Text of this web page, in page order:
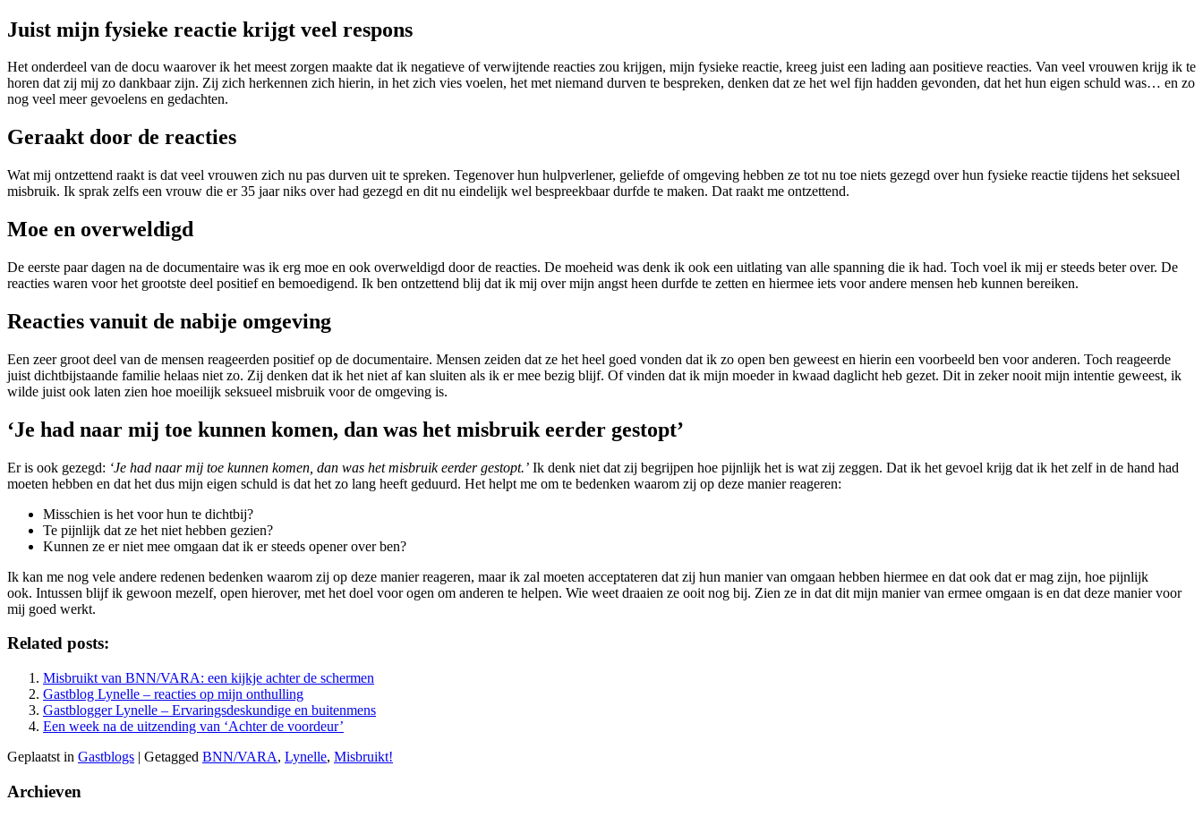
Juist mijn fysieke reactie krijgt veel respons
Het onderdeel van de docu waarover ik het meest zorgen maakte dat ik negatieve of verwijtende reacties zou krijgen, mijn fysieke reactie, kreeg juist een lading aan positieve reacties. Van veel vrouwen krijg ik te
horen dat zij mij zo dankbaar zijn. Zij zich herkennen zich hierin, in het zich vies voelen, het met niemand durven te bespreken, denken dat ze het wel fijn hadden gevonden, dat het hun eigen schuld was… en zo
nog veel meer gevoelens en gedachten.
Geraakt door de reacties
Wat mij ontzettend raakt is dat veel vrouwen zich nu pas durven uit te spreken. Tegenover hun hulpverlener, geliefde of omgeving hebben ze tot nu toe niets gezegd over hun fysieke reactie tijdens het seksueel
misbruik. Ik sprak zelfs een vrouw die er 35 jaar niks over had gezegd en dit nu eindelijk wel bespreekbaar durfde te maken. Dat raakt me ontzettend.
Moe en overweldigd
De eerste paar dagen na de documentaire was ik erg moe en ook overweldigd door de reacties. De moeheid was denk ik ook een uitlating van alle spanning die ik had. Toch voel ik mij er steeds beter over. De
reacties waren voor het grootste deel positief en bemoedigend. Ik ben ontzettend blij dat ik mij over mijn angst heen durfde te zetten en hiermee iets voor andere mensen heb kunnen bereiken.
Reacties vanuit de nabije omgeving
Een zeer groot deel van de mensen reageerden positief op de documentaire. Mensen zeiden dat ze het heel goed vonden dat ik zo open ben geweest en hierin een voorbeeld ben voor anderen. Toch reageerde
juist dichtbijstaande familie helaas niet zo. Zij denken dat ik het niet af kan sluiten als ik er mee bezig blijf. Of vinden dat ik mijn moeder in kwaad daglicht heb gezet. Dit in zeker nooit mijn intentie geweest, ik
wilde juist ook laten zien hoe moeilijk seksueel misbruik voor de omgeving is.
‘Je had naar mij toe kunnen komen, dan was het misbruik eerder gestopt’
Er is ook gezegd: ‘Je had naar mij toe kunnen komen, dan was het misbruik eerder gestopt.’ Ik denk niet dat zij begrijpen hoe pijnlijk het is wat zij zeggen. Dat ik het gevoel krijg dat ik het zelf in de hand had
moeten hebben en dat het dus mijn eigen schuld is dat het zo lang heeft geduurd. Het helpt me om te bedenken waarom zij op deze manier reageren:
Misschien is het voor hun te dichtbij?
Te pijnlijk dat ze het niet hebben gezien?
Kunnen ze er niet mee omgaan dat ik er steeds opener over ben?
Ik kan me nog vele andere redenen bedenken waarom zij op deze manier reageren, maar ik zal moeten acceptateren dat zij hun manier van omgaan hebben hiermee en dat ook dat er mag zijn, hoe pijnlijk
ook. Intussen blijf ik gewoon mezelf, open hierover, met het doel voor ogen om anderen te helpen. Wie weet draaien ze ooit nog bij. Zien ze in dat dit mijn manier van ermee omgaan is en dat deze manier voor
mij goed werkt.
Related posts:
Misbruikt van BNN/VARA: een kijkje achter de schermen
Gastblog Lynelle – reacties op mijn onthulling
Gastblogger Lynelle – Ervaringsdeskundige en buitenmens
Een week na de uitzending van ‘Achter de voordeur’
Geplaatst in Gastblogs | Getagged BNN/VARA, Lynelle, Misbruikt!
Archieven